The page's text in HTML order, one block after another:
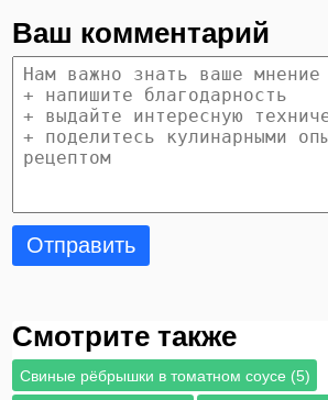
Ваш комментарий
Отправить
Смотрите также
Свиные рёбрышки в томатном соусе (5)